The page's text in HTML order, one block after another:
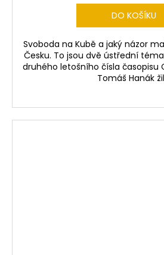
DO KOŠÍKU
Svoboda na Kubě a jaký názor
Česku. To jsou dvě ústřední
druhého letošního čísla časopisu
Tomáš Hanák